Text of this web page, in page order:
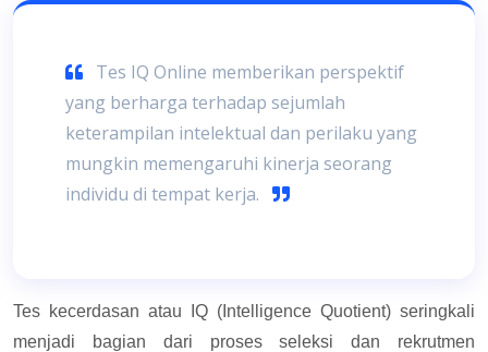
Tes IQ Online memberikan perspektif
yang berharga terhadap sejumlah
keterampilan intelektual dan perilaku yang
mungkin memengaruhi kinerja seorang
individu di tempat kerja.
Tes kecerdasan atau IQ (Intelligence Quotient) seringkali
menjadi bagian dari proses seleksi dan rekrutmen